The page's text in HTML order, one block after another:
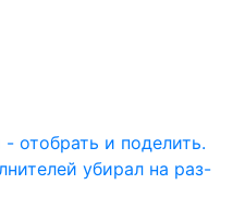
отобрать и поделить.
убирал на раз-